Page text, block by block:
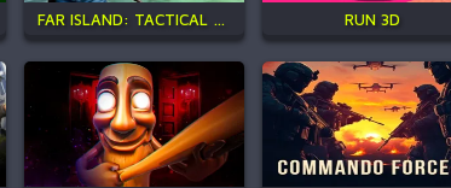
FAR ISLAND: TACTICAL WARFARE RUN 3D